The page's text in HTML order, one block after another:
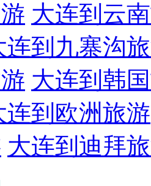
大连到云
连到九寨沟
大连到韩
连到欧洲旅游
大连到迪拜